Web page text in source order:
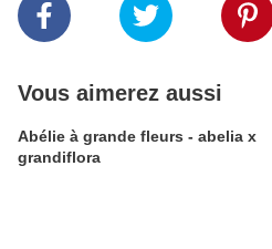
Vous aimerez aussi
Abélie à grande fleurs - abelia x
grandiflora